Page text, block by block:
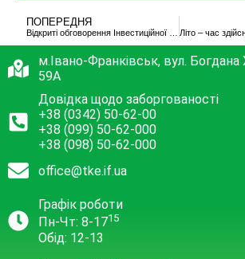
ПОПЕРЕДНЯ
м.Івано-Франківськ, вул.
59А
Довідка щодо заборгованості
+38 (0342) 50-62-00
+38 (099) 50-62-000
+38 (098) 50-62-000
office@tke.if.ua
Графік роботи
Пн-Чт: 8-1715
Обід: 12-13